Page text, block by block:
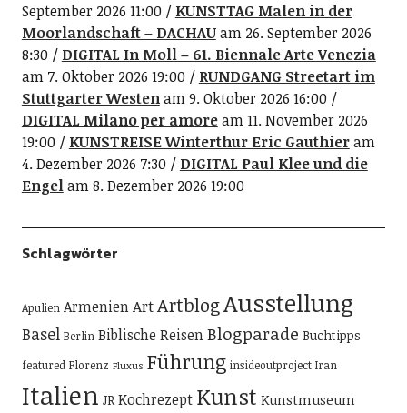
September 2026 11:00
KUNSTTAG Malen in der
Moorlandschaft – DACHAUam 26. September 2026
8:30
DIGITAL In Moll – 61. Biennale Arte Venezia
am 7. Oktober 2026 19:00
RUNDGANG Streetart im
Stuttgarter Westenam 9. Oktober 2026 16:00
DIGITAL Milano per amoream 11. November 2026
19:00
KUNSTREISE Winterthur Eric Gauthieram
4. Dezember 2026 7:30
DIGITAL Paul Klee und die
Engelam 8. Dezember 2026 19:00
Schlagwörter
Apulien ArmenienArtArtblogAusstellung
Basel Berlin Biblische ReisenBlogparade Buchtipps
featured Florenz Fluxus Führung insideoutproject Iran
Italien JR Kochrezept Kunst Kunstmuseum